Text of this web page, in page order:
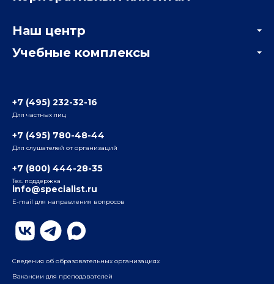
Учебные комплексы
Радио
ул. Радио, д.24, корпус 1, 2-й подъезд, 2-й этаж
ул. Воронцовская, д. 35Б, корп.2, 5-й этаж
Бауманский
ул. Бауманская, д. 6, стр. 2, бизнес-центр «Виктория
Плаза», 4-й этаж
Отзывы компаний
Наш центр
Информация о центре
+7 (495) 232-32-16
Для частных лиц
+7 (495) 780-48-44
Для слушателей от организаций
+7 (800) 444-28-35
Тех. поддержка
info@specialist.ru
E-mail для направления вопросов
Сведения об образовательных организациях
Вакансии для преподавателей